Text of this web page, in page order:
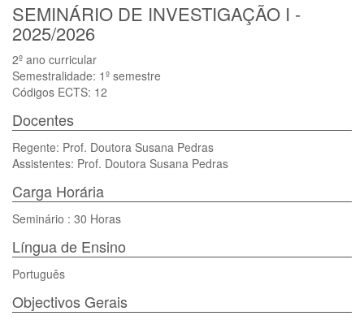
SEMINÁRIO DE INVESTIGAÇÃO I -
2025/2026
2º ano curricular
Semestralidade: 1º semestre
Códigos ECTS: 12
Docentes
Regente: Prof. Doutora Susana Pedras
Assistentes: Prof. Doutora Susana Pedras
Carga Horária
Seminário : 30 Horas
Língua de Ensino
Português
Objectivos Gerais